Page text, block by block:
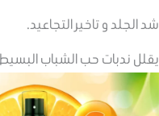
شد الجلد و تاخير التجاعيد.
يقلل ندبات حب الشباب